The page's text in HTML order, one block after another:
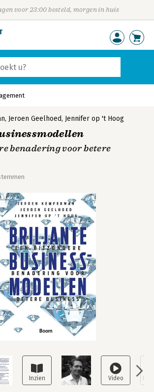
voor 23:00 besteld, morgen in huis
, Jeroen Geelhoed, Jennifer op 't Hoog
benadering voor betere